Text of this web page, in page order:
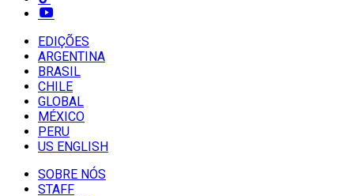
EDIÇÕES
ARGENTINA
BRASIL
CHILE
GLOBAL
MÉXICO
PERU
US ENGLISH
SOBRE NÓS
STAFF